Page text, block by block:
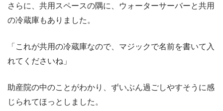
さらに、共用スペースの隅に、ウォーターサーバーと共用
の冷蔵庫もありました。
「これが共用の冷蔵庫なので、マジックで名前を書いて入
れてくださいね」
助産院の中のことがわかり、ずいぶん過ごしやすそうに感
じられてほっとしました。